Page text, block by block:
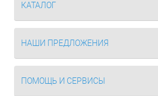
КАТАЛОГ
НАШИ ПРЕДЛОЖЕНИЯ
ПОМОЩЬ И СЕРВИСЫ